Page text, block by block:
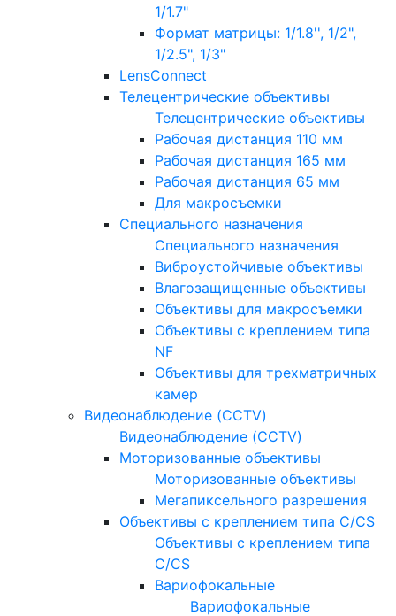
1/1.7"
Формат матрицы: 1/1.8'', 1/2",
1/2.5", 1/3"
LensConnect
Телецентрические объективы
Телецентрические объективы
Рабочая дистанция 110 мм
Рабочая дистанция 165 мм
Рабочая дистанция 65 мм
Для макросъемки
Специального назначения
Специального назначения
Виброустойчивые объективы
Влагозащищенные объективы
Объективы для макросъемки
Объективы с креплением типа
NF
Объективы для трехматричных
камер
Видеонаблюдение (CCTV)
Видеонаблюдение (CCTV)
Моторизованные объективы
Моторизованные объективы
Мегапиксельного разрешения
Объективы с креплением типа C/CS
Объективы с креплением типа
C/CS
Вариофокальные
Вариофокальные